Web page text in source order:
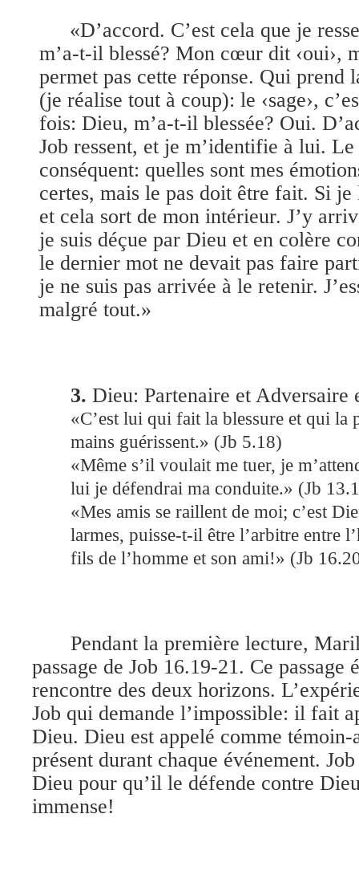
«D’accord. C’est cela que je
m’a-t-il blessé? Mon cœur dit ‹oui›,
permet pas cette réponse. Qui prend
(je réalise tout à coup): le ‹sage›,
fois: Dieu, m’a-t-il blessée? Oui.
Job ressent, et je m’identifie à lui.
conséquent: quelles sont mes
certes, mais le pas doit être fait. Si
et cela sort de mon intérieur. J’y
je suis déçue par Dieu et en colère
le dernier mot ne devait pas faire
je ne suis pas arrivée à le retenir.
malgré tout.»
3. Dieu: Partenaire et Adversaire
«C’est lui qui fait la blessure et qui la
mains guérissent.» (Jb 5.18)
«Même s’il voulait me tuer, je
lui je défendrai ma conduite.» (Jb
«Mes amis se raillent de moi; c’est
larmes, puisse-t-il être l’arbitre entre
fils de l’homme et son ami!» (Jb
Pendant la première lecture,
passage de Job 16.19-21. Ce passage
rencontre des deux horizons.
Job qui demande l’impossible: il fait
Dieu. Dieu est appelé comme
présent durant chaque événement.
Dieu pour qu’il le défende contre
immense!